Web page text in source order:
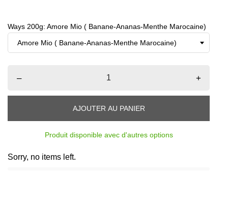
Ways 200g: Amore Mio ( Banane-Ananas-Menthe Marocaine)
– +
AJOUTER AU PANIER
Produit disponible avec d'autres options
Sorry, no items left.